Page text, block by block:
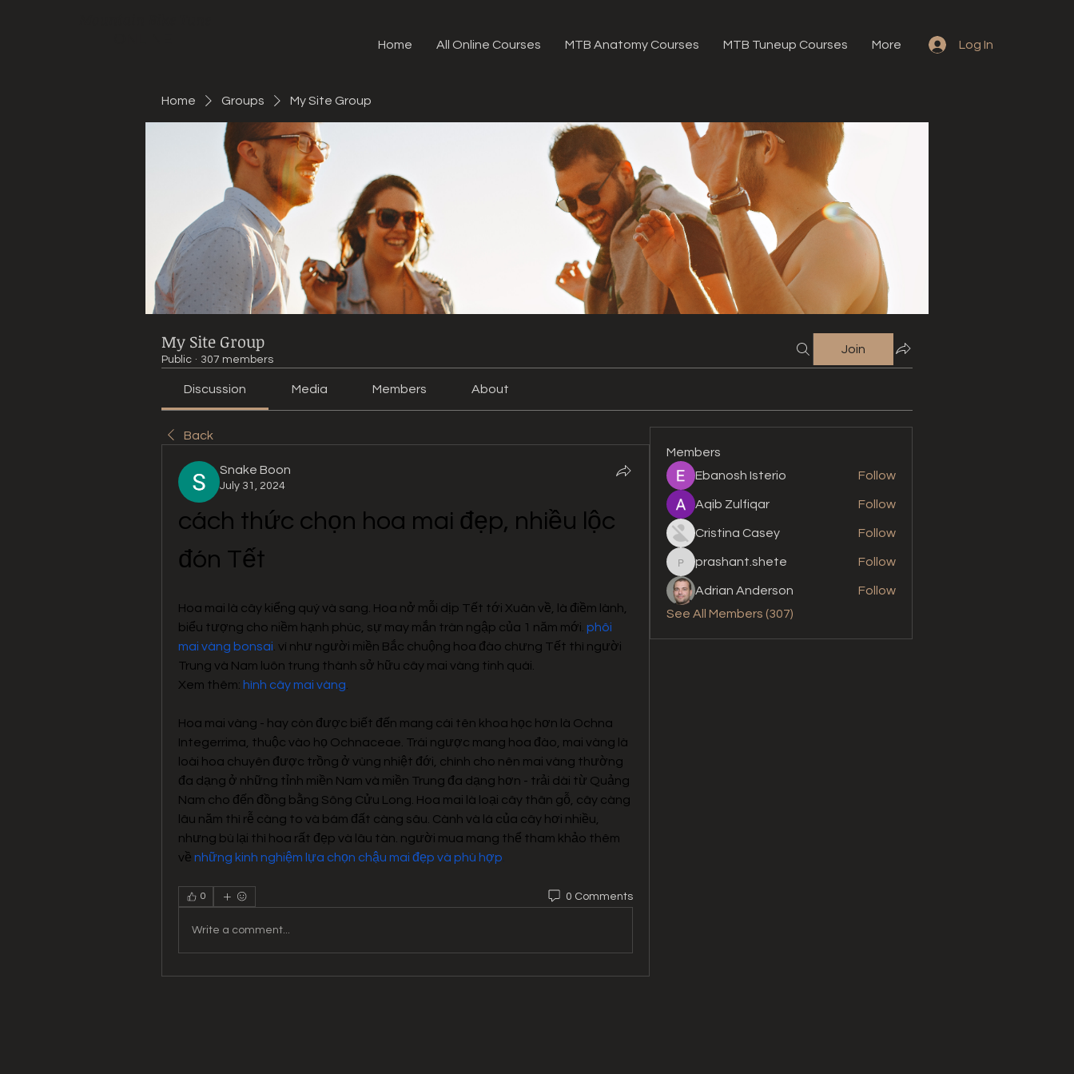
Home All Online Courses MTB Anatomy Courses MTB Tuneup Courses More Log In
Home Groups My Site Group
My Site Group
Public · 307 members
Join
Discussion Media Members About
Back
Snake Boon
July 31, 2024
cách thức chọn hoa mai đẹp, nhiều lộc
đón Tết
Hoa mai là cây kiểng quý và sang. Hoa nở mỗi dịp Tết tới Xuân về, là điềm lành,
biểu tượng cho niềm hạnh phúc, sự may mắn tràn ngập của 1 năm mới. phôi
mai vàng bonsai . ví như người miền Bắc chuộng hoa đào chưng Tết thì người
Trung và Nam luôn trung thành sở hữu cây mai vàng tinh quái.
Xem thêm: hình cây mai vàng
Hoa mai vàng - hay còn được biết đến mang cái tên khoa học hơn là Ochna
Integerrima, thuộc vào họ Ochnaceae. Trái ngược mang hoa đào, mai vàng là
loài hoa chuyên được trồng ở vùng nhiệt đới, chính cho nên mai vàng thường
đa dạng ở những tỉnh miền Nam và miền Trung đa dạng hơn - trải dài từ Quảng
Nam cho đến đồng bằng Sông Cửu Long. Hoa mai là loại cây thân gỗ, cây càng
lâu năm thì rễ càng to và bám đất càng sâu. Cành và lá của cây hơi nhiều,
nhưng bù lại thì hoa rất đẹp và lâu tàn. người mua mang thể tham khảo thêm
về những kinh nghiệm lựa chọn chậu mai đẹp và phù hợp
0 0 Comments
Write a comment...
Members
Ebanosh Isterio
Follow
Aqib Zulfiqar Follow
Cristina Casey Follow
prashant.shete
prashant.shete Follow
Adrian Anderson
Follow
See All Members (307)